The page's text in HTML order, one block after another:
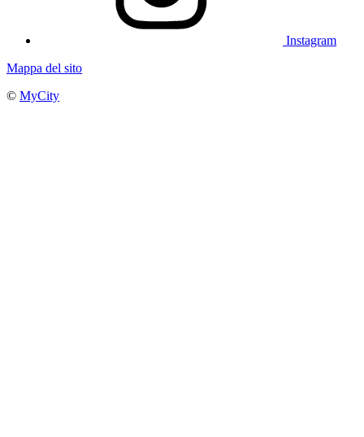
Instagram
Mappa del sito
© MyCity